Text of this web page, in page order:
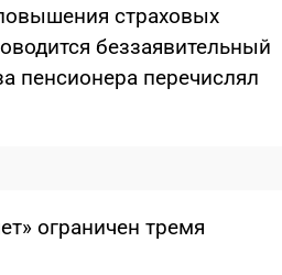
страховых
беззаявительный
пенсионера перечислял
ограничен тремя